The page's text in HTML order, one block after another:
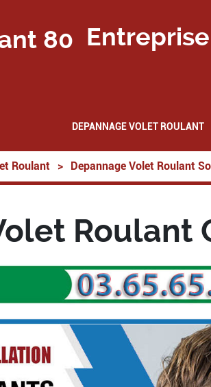
Entreprise
DEPANNAGE VOLET ROULANT
Roulant > Depannage Volet Roulant
Roulant